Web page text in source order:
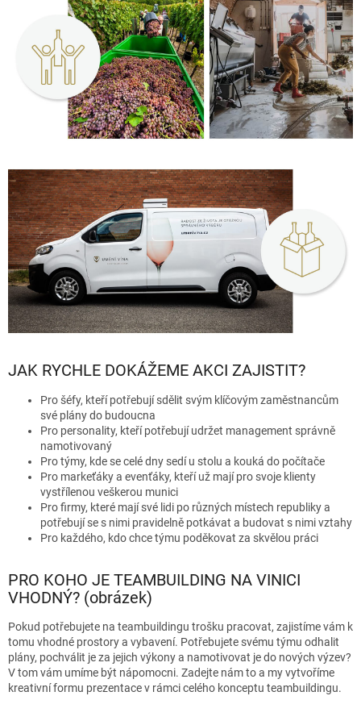
JAK RYCHLE DOKÁŽEME AKCI ZAJISTIT?
Pro šéfy, kteří potřebují sdělit svým klíčovým zaměstnancům
své plány do budoucna
Pro personality, kteří potřebují udržet management správně
namotivovaný
Pro týmy, kde se celé dny sedí u stolu a kouká do počítače
Pro markeťáky a evenťáky, kteří už mají pro svoje klienty
vystřílenou veškerou munici
Pro firmy, které mají své lidi po různých místech republiky a
potřebují se s nimi pravidelně potkávat a budovat s nimi vztahy
Pro každého, kdo chce týmu poděkovat za skvělou práci
PRO KOHO JE TEAMBUILDING NA VINICI
VHODNÝ? (obrázek)
Pokud potřebujete na teambuildingu trošku pracovat, zajistíme vám k
tomu vhodné prostory a vybavení. Potřebujete svému týmu odhalit
plány, pochválit je za jejich výkony a namotivovat je do nových výzev?
V tom vám umíme být nápomocni. Zadejte nám to a my vytvoříme
kreativní formu prezentace v rámci celého konceptu teambuildingu.